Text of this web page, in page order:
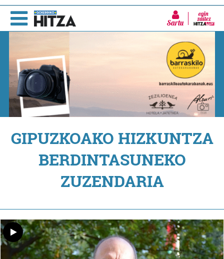
Sartu
GIPUZKOAKO HIZKUNTZA
BERDINTASUNEKO
ZUZENDARIA